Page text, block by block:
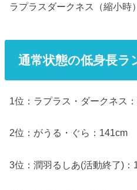
ラプラスダークネス（縮小時
通常状態の低身長ラ
1位：ラプラス・ダークネス
2位：がうる・ぐら：141cm
3位：潤羽るしあ(活動終了)：